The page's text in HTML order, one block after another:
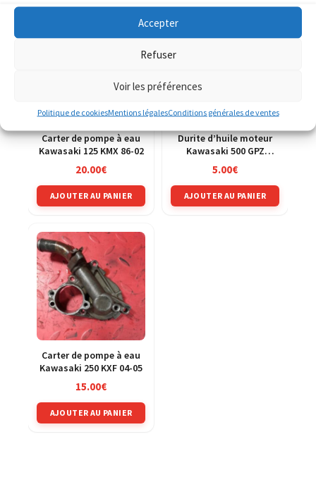
Accepter
Refuser
Voir les préférences
Politique de cookiesMentions légalesConditions générales de ventes
Carter de pompe à eau
Kawasaki 125 KMX 86-02
20.00€
AJOUTER AU PANIER
Durite d’huile moteur
Kawasaki 500 GPZ
ex500d 94-03
5.00€
AJOUTER AU PANIER
Carter de pompe à eau
Kawasaki 250 KXF 04-05
15.00€
AJOUTER AU PANIER